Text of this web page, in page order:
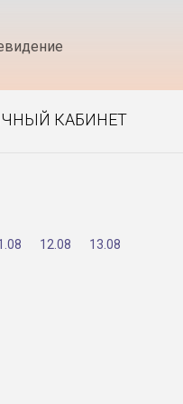
КАБИНЕТ
12.08 13.08